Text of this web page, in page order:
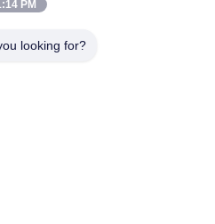
νομός Hongya, Κίνα
8:00
PM
looking for?